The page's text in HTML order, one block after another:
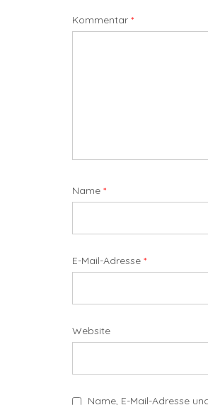
Kommentar *
Name *
E-Mail-Adresse *
Website
Name, E-Mail-Adresse